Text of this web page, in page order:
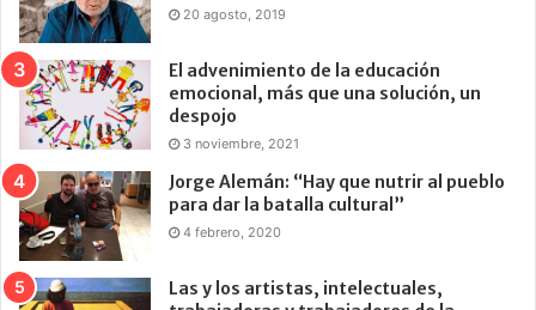
20 agosto, 2019
El advenimiento de la educación
emocional, más que una solución, un
despojo
3 noviembre, 2021
Jorge Alemán: “Hay que nutrir al pueblo
para dar la batalla cultural”
4 febrero, 2020
Las y los artistas, intelectuales,